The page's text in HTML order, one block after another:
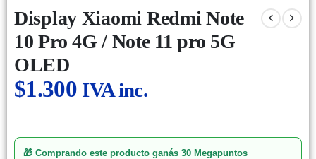
Display Xiaomi Redmi Note
10 Pro 4G / Note 11 pro 5G
OLED
$1.300 IVA inc.
🎁 Comprando este producto ganás 30 Megapuntos